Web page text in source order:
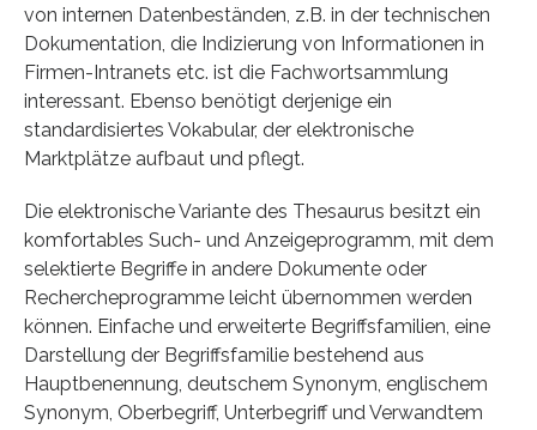
von internen Datenbeständen, z.B. in der technischen
Dokumentation, die Indizierung von Informationen in
Firmen-Intranets etc. ist die Fachwortsammlung
interessant. Ebenso benötigt derjenige ein
standardisiertes Vokabular, der elektronische
Marktplätze aufbaut und pflegt.
Die elektronische Variante des Thesaurus besitzt ein
komfortables Such- und Anzeigeprogramm, mit dem
selektierte Begriffe in andere Dokumente oder
Rechercheprogramme leicht übernommen werden
können. Einfache und erweiterte Begriffsfamilien, eine
Darstellung der Begriffsfamilie bestehend aus
Hauptbenennung, deutschem Synonym, englischem
Synonym, Oberbegriff, Unterbegriff und Verwandtem